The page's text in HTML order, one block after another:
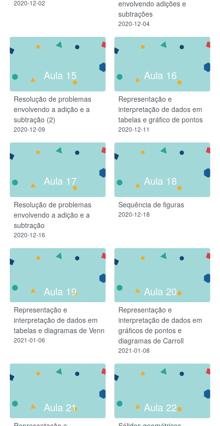
2020-12-02
envolvendo adições e
subtrações
2020-12-04
Aula 15
Resolução de problemas
envolvendo a adição e a
subtração (2)
2020-12-09
Aula 16
Representação e
interpretação de dados em
tabelas e gráfico de pontos
2020-12-11
Aula 17
Resolução de problemas
envolvendo a adição e a
subtração
2020-12-16
Aula 18
Sequência de figuras
2020-12-18
Aula 19
Representação e
interpretação de dados em
tabelas e diagramas de Venn
2021-01-06
Aula 20
Representação e
interpretação de dados em
gráficos de pontos e
diagramas de Carroll
2021-01-08
Aula 21 Aula 22